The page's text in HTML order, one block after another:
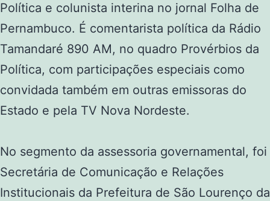
Política e colunista interina no jornal Folha de
Pernambuco. É comentarista política da Rádio
Tamandaré 890 AM, no quadro Provérbios da
Política, com participações especiais como
convidada também em outras emissoras do
Estado e pela TV Nova Nordeste.
No segmento da assessoria governamental, foi
Secretária de Comunicação e Relações
Institucionais da Prefeitura de São Lourenço da